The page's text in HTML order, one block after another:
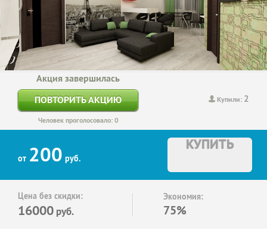
Купили: 2
Акция завершилась
ПОВТОРИТЬ АКЦИЮ
Человек проголосовало: 0
от 200 руб.
КУПИТЬ
Цена без скидки:
16000 руб.
Экономия:
75%